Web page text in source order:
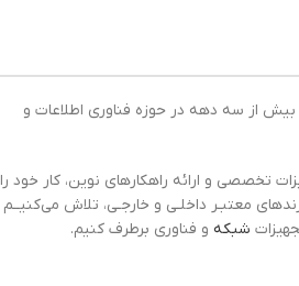
بیش از سه دهه در حوزه فناوری اطلاعات و
تخصصی و ارائه راهکارهای نوین، کار خود را
معتبـر داخلـی و خارجـی، تلاش می‌کنیــم
شبکه و فناوری برطرف کنیم.